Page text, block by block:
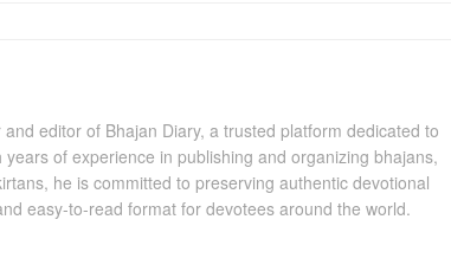
editor of Bhajan Diary, a trusted platform dedicated to
of experience in publishing and organizing bhajans,
he is committed to preserving authentic devotional
easy-to-read format for devotees around the world.